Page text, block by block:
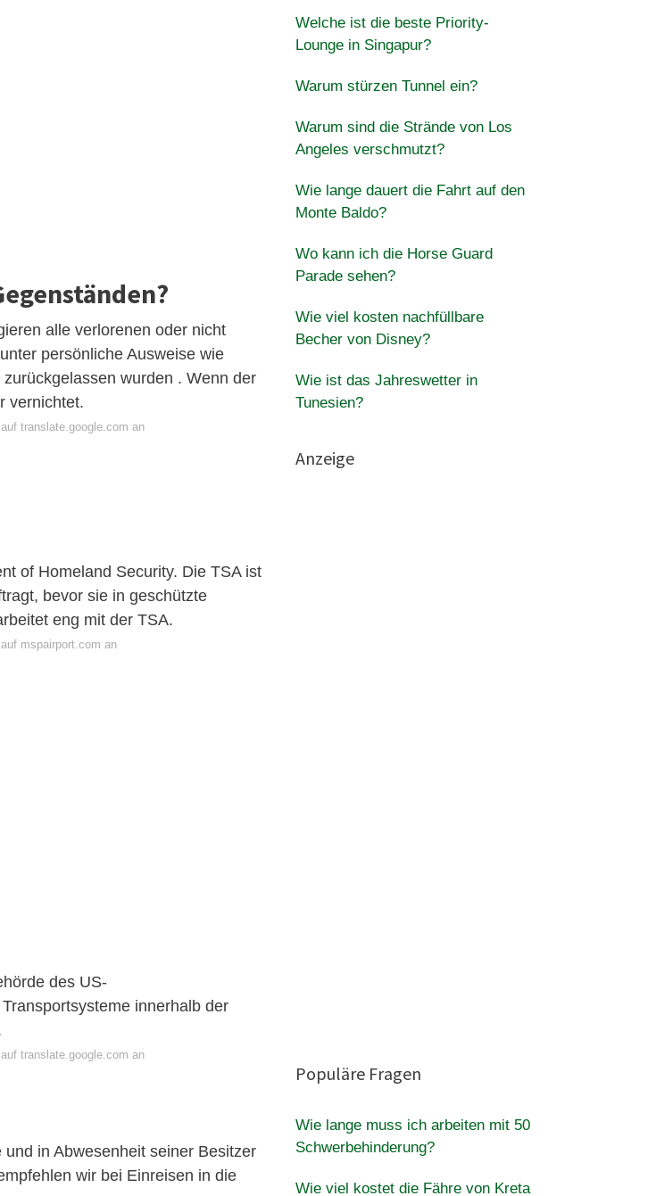
alle verlorenen oder nicht
persönliche Ausweise wie
wurden . Wenn der
vernichtet.
translate.google.com an
of Homeland Security. Die TSA ist
bevor sie in geschützte
eng mit der TSA.
mspairport.com an
des US-
innerhalb der
translate.google.com an
in Abwesenheit seiner Besitzer
wir bei Einreisen in die
Welche ist die beste Priority-
Lounge in Singapur?
Warum stürzen Tunnel ein?
Warum sind die Strände von Los
Angeles verschmutzt?
Wie lange dauert die Fahrt auf den
Monte Baldo?
Wo kann ich die Horse Guard
Parade sehen?
Wie viel kosten nachfüllbare
Becher von Disney?
Wie ist das Jahreswetter in
Tunesien?
Anzeige
Populäre Fragen
Wie lange muss ich arbeiten mit 50
Schwerbehinderung?
Wie viel kostet die Fähre von Kreta